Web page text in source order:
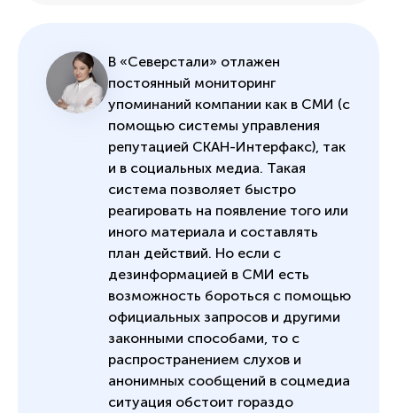
В «Северстали» отлажен
постоянный мониторинг
упоминаний компании как в СМИ (с
помощью системы управления
репутацией СКАН-Интерфакс), так
и в социальных медиа. Такая
система позволяет быстро
реагировать на появление того или
иного материала и составлять
план действий. Но если с
дезинформацией в СМИ есть
возможность бороться с помощью
официальных запросов и другими
законными способами, то с
распространением слухов и
анонимных сообщений в соцмедиа
ситуация обстоит гораздо